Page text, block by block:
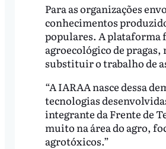
Para as organizações
conhecimentos
populares. A plataforma
agroecológico de
substituir o trabalho de
“A IARAA nasce dessa
tecnologias
integrante da Frente de
muito na área do agro,
agrotóxicos.”